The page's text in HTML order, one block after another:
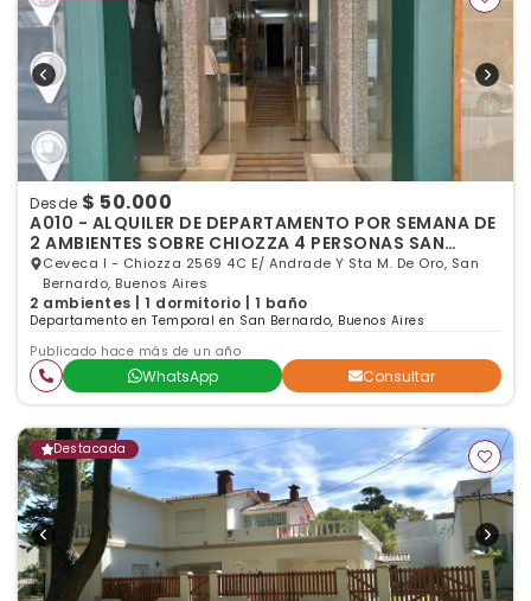
Desde $ 50.000
A010 - ALQUILER DE DEPARTAMENTO POR SEMANA DE
2 AMBIENTES SOBRE CHIOZZA 4 PERSONAS SAN
BERNARDO
Ceveca I - Chiozza 2569 4C E/ Andrade Y Sta M. De Oro, San
Bernardo, Buenos Aires
2 ambientes | 1 dormitorio | 1 baño
Departamento en Temporal en San Bernardo, Buenos Aires
Publicado hace más de un año
WhatsApp Consultar
Destacada